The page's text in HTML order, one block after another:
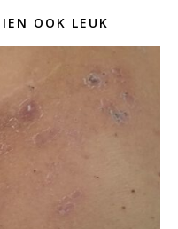
OOK LEUK